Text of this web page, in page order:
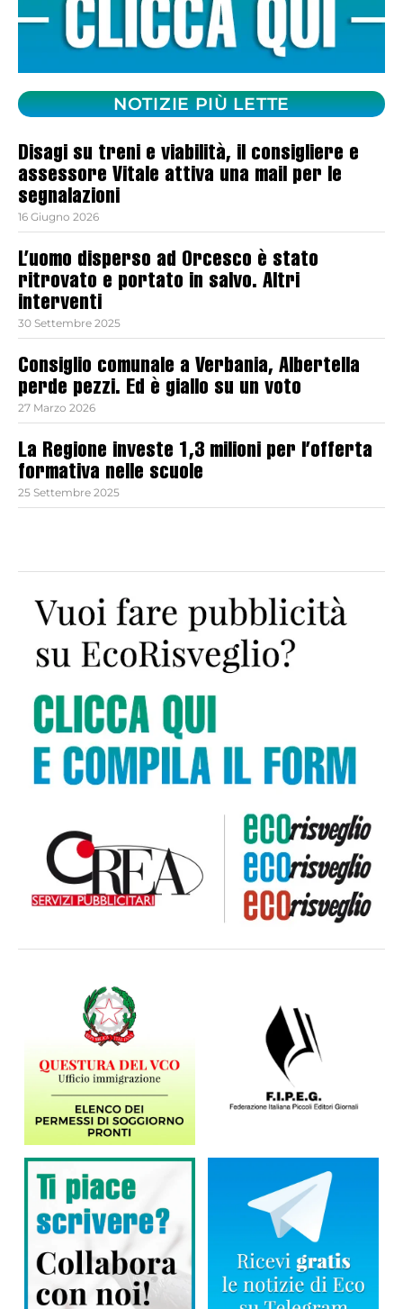
NOTIZIE PIÙ LETTE
Disagi su treni e viabilità, il consigliere e
assessore Vitale attiva una mail per le
segnalazioni
16 Giugno 2026
L’uomo disperso ad Orcesco è stato
ritrovato e portato in salvo. Altri
interventi
30 Settembre 2025
Consiglio comunale a Verbania, Albertella
perde pezzi. Ed è giallo su un voto
27 Marzo 2026
La Regione investe 1,3 milioni per l’offerta
formativa nelle scuole
25 Settembre 2025